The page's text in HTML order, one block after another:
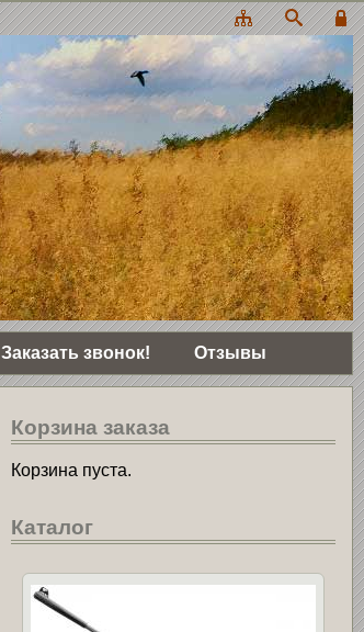
Заказать звонок! Отзывы
Корзина заказа
Корзина пуста.
Каталог